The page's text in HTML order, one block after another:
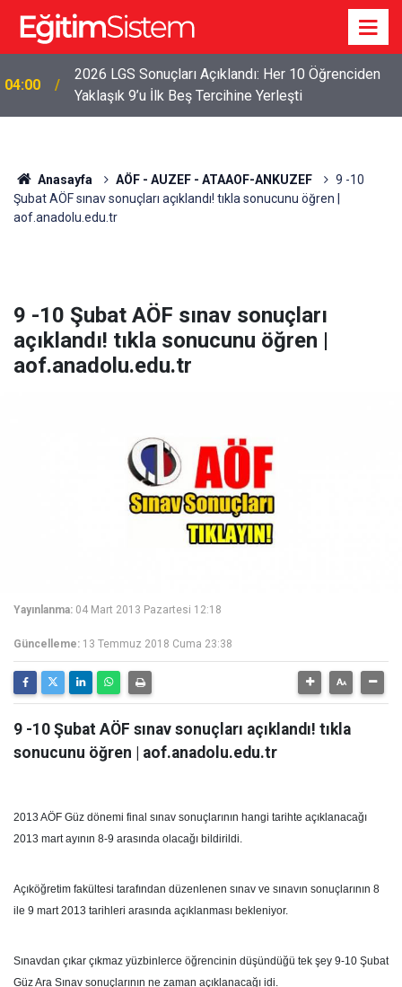
04:00
2026 LGS Sonuçları Açıklandı: Her 10 Öğrenciden
Yaklaşık 9’u İlk Beş Tercihine Yerleşti
Anasayfa AÖF - AUZEF - ATAAOF-ANKUZEF
9 -10
Şubat AÖF sınav sonuçları açıklandı! tıkla sonucunu öğren |
aof.anadolu.edu.tr
9 -10 Şubat AÖF sınav sonuçları
açıklandı! tıkla sonucunu öğren |
aof.anadolu.edu.tr
Yayınlanma: 04 Mart 2013 Pazartesi 12:18
Güncelleme: 13 Temmuz 2018 Cuma 23:38
9 -10 Şubat AÖF sınav sonuçları açıklandı! tıkla
sonucunu öğren | aof.anadolu.edu.tr
2013 AÖF Güz dönemi final sınav sonuçlarının hangi tarihte açıklanacağı
2013 mart ayının 8-9 arasında olacağı bildirildi.
Açıköğretim fakültesi tarafından düzenlenen sınav ve sınavın sonuçlarının 8
ile 9 mart 2013 tarihleri arasında açıklanması bekleniyor.
Sınavdan çıkar çıkmaz yüzbinlerce öğrencinin düşündüğü tek şey 9-10 Şubat
Güz Ara Sınav sonuçlarının ne zaman açıklanacağı idi.